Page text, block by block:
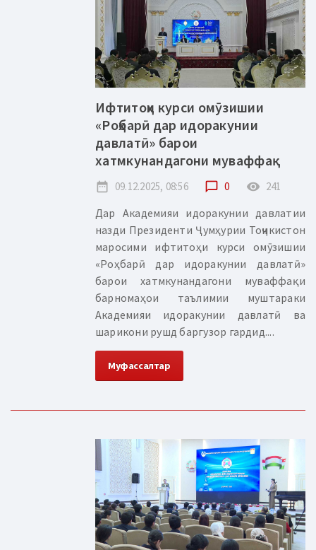
Ифтитоҳи курси омӯзишии
«Роҳбарӣ дар идоракунии
давлатӣ» барои
хатмкунандагони муваффақ
date_range 09.12.2025, 08:56 chat_bubble_outline 0 remove_red_eye 241
Дар Академияи идоракунии давлатии
назди Президенти Ҷумҳурии Тоҷикистон
маросими ифтитоҳи курси омӯзишии
«Роҳбарӣ дар идоракунии давлатӣ»
барои хатмкунандагони муваффақи
барномаҳои таълимии муштараки
Академияи идоракунии давлатӣ ва
шарикони рушд баргузор гардид....
Муфассалтар